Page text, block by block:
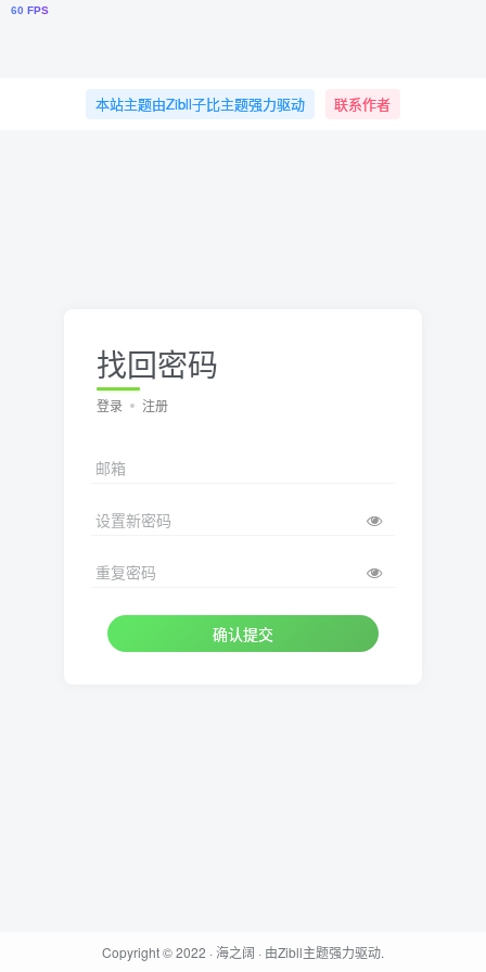
找回密码
登录 注册
邮箱
设置新密码
重复密码
确认提交
Copyright © 2022 ·海之阔 · 由Zibll主题强力驱动.
本站主题由Zibll子比主题强力驱动 联系作者